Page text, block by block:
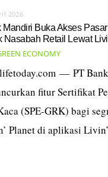
2026
Mandiri Buka Akses
Nasabah Retail Lewat
ECONOMY
— PT
fitur Sertifikat
(SPE-GRK) bagi
Planet di aplikasi